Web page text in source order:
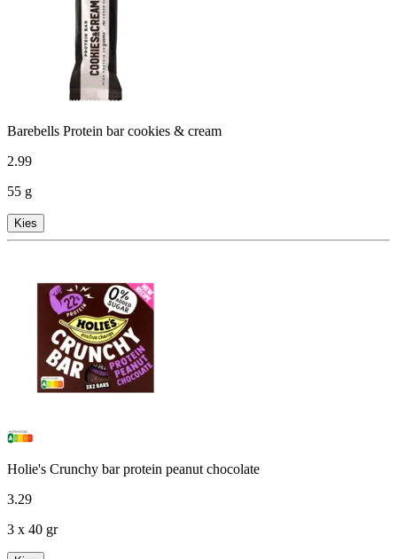
Barebells Protein bar cookies & cream
2.99
55 g
Kies
Holie's Crunchy bar protein peanut chocolate
3.29
3 x 40 gr